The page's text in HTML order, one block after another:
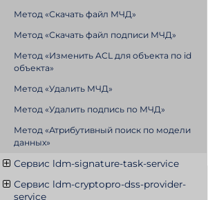
Метод «Скачать файл МЧД»
Метод «Скачать файл подписи МЧД»
Метод «Изменить ACL для объекта по id
объекта»
Метод «Удалить МЧД»
Метод «Удалить подпись по МЧД»
Метод «Атрибутивный поиск по модели
данных»
Сервис ldm-signature-task-service
Сервис ldm-cryptopro-dss-provider-
service